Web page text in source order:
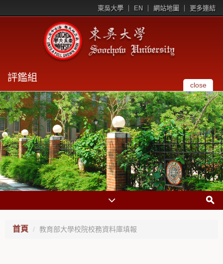
東吳大學 EN 網站地圖 更多連結
評鑑組
close
首頁 教育部大學校院校務資料庫填報